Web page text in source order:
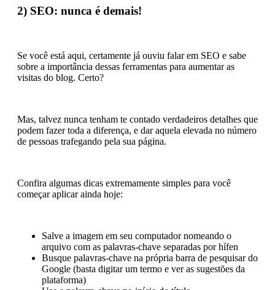
2) SEO: nunca é demais!
Se você está aqui, certamente já ouviu falar em SEO e sabe
sobre a importância dessas ferramentas para aumentar as
visitas do blog. Certo?
Mas, talvez nunca tenham te contado verdadeiros detalhes que
podem fazer toda a diferença, e dar aquela elevada no número
de pessoas trafegando pela sua página.
Confira algumas dicas extremamente simples para você
começar aplicar ainda hoje:
Salve a imagem em seu computador nomeando o
arquivo com as palavras-chave separadas por hífen
Busque palavras-chave na própria barra de pesquisar do
Google (basta digitar um termo e ver as sugestões da
plataforma)